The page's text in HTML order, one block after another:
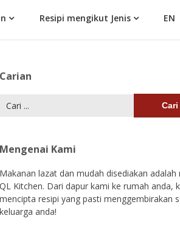
Resipi mengikut Jenis EN
Carian
Mengenai Kami
Makanan lazat dan mudah disediakan
QL Kitchen. Dari dapur kami ke rumah anda,
mencipta resipi yang pasti menggembirakan
keluarga anda!